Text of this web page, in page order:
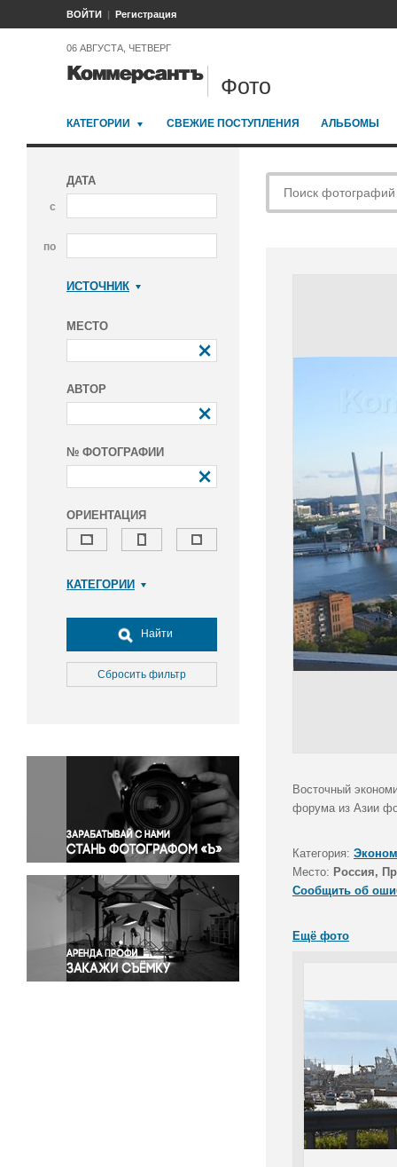
ВОЙТИ Регистрация
06 АВГУСТА, ЧЕТВЕРГ
Фото
КАТЕГОРИИ СВЕЖИЕ ПОСТУПЛЕНИЯ АЛЬБОМЫ
ДАТА
с
по
ИСТОЧНИК
МЕСТО
АВТОР
№ ФОТОГРАФИИ
ОРИЕНТАЦИЯ
КАТЕГОРИИ
Досуг, туризм и отдых
Культура
Медицина
Окружающая среда
Политика
Правосудие
Происшествия и конфликты
Религия
Светская жизнь
Спорт
Экология
Экономика и бизнес
Найти
Сбросить фильтр
Восточный
форума из Азии
Категория:
Место: Россия,
Сообщить об
Ещё фото